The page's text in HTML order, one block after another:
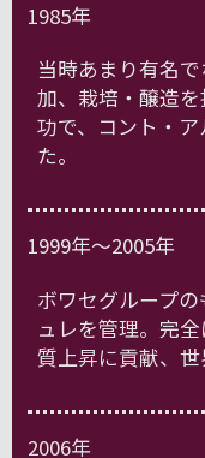
1985年
当時あまり有名
加、栽培・醸造
功で、コント・
た。
1999年～2005年
ボワセグループ
ュレを管理。完
質上昇に貢献、世
2006年